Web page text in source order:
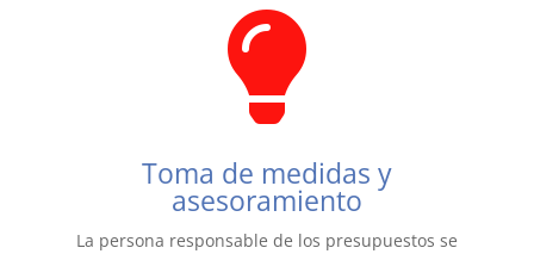

Toma de medidas y
asesoramiento
La persona responsable de los presupuestos se